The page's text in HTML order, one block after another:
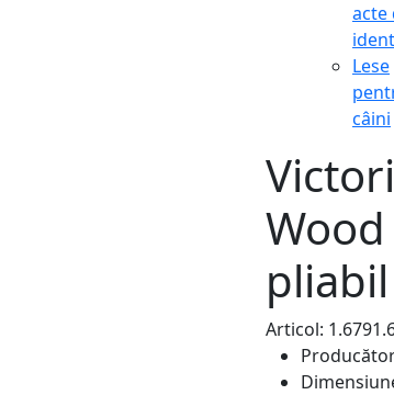
acte
Lese
câini
Articol: